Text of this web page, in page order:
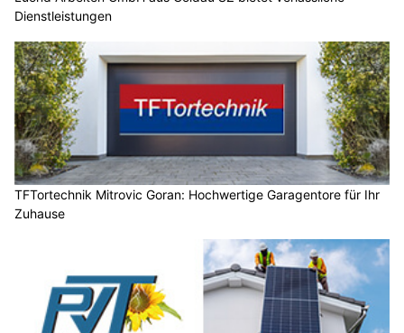
Dienstleistungen
TFTortechnik Mitrovic Goran: Hochwertige Garagentore für Ihr
Zuhause